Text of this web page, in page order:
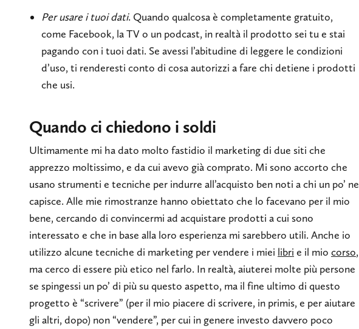
Per usare i tuoi dati. Quando qualcosa è completamente gratuito,
come Facebook, la TV o un podcast, in realtà il prodotto sei tu e stai
pagando con i tuoi dati. Se avessi l’abitudine di leggere le condizioni
d’uso, ti renderesti conto di cosa autorizzi a fare chi detiene i prodotti
che usi.
Quando ci chiedono i soldi
Ultimamente mi ha dato molto fastidio il marketing di due siti che
apprezzo moltissimo, e da cui avevo già comprato. Mi sono accorto che
usano strumenti e tecniche per indurre all’acquisto ben noti a chi un po’ ne
capisce. Alle mie rimostranze hanno obiettato che lo facevano per il mio
bene, cercando di convincermi ad acquistare prodotti a cui sono
interessato e che in base alla loro esperienza mi sarebbero utili. Anche io
utilizzo alcune tecniche di marketing per vendere i miei libri e il mio corso,
ma cerco di essere più etico nel farlo. In realtà, aiuterei molte più persone
se spingessi un po’ di più su questo aspetto, ma il fine ultimo di questo
progetto è “scrivere” (per il mio piacere di scrivere, in primis, e per aiutare
gli altri, dopo) non “vendere”, per cui in genere investo davvero poco